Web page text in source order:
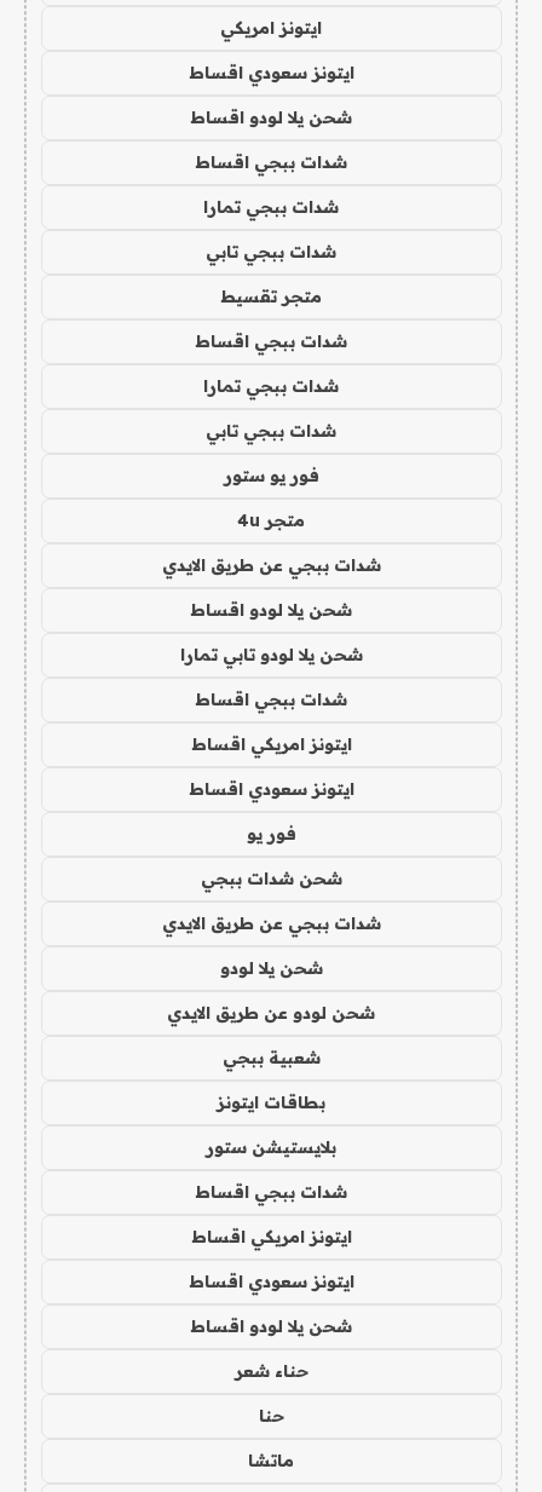
ايتونز امريكي
ايتونز سعودي اقساط
شحن يلا لودو اقساط
شدات ببجي اقساط
شدات ببجي تمارا
شدات ببجي تابي
متجر تقسيط
شدات ببجي اقساط
شدات ببجي تمارا
شدات ببجي تابي
فور يو ستور
متجر 4u
شدات ببجي عن طريق الايدي
شحن يلا لودو اقساط
شحن يلا لودو تابي تمارا
شدات ببجي اقساط
ايتونز امريكي اقساط
ايتونز سعودي اقساط
فور يو
شحن شدات ببجي
شدات ببجي عن طريق الايدي
شحن يلا لودو
شحن لودو عن طريق الايدي
شعبية ببجي
بطاقات ايتونز
بلايستيشن ستور
شدات ببجي اقساط
ايتونز امريكي اقساط
ايتونز سعودي اقساط
شحن يلا لودو اقساط
حناء شعر
حنا
ماتشا